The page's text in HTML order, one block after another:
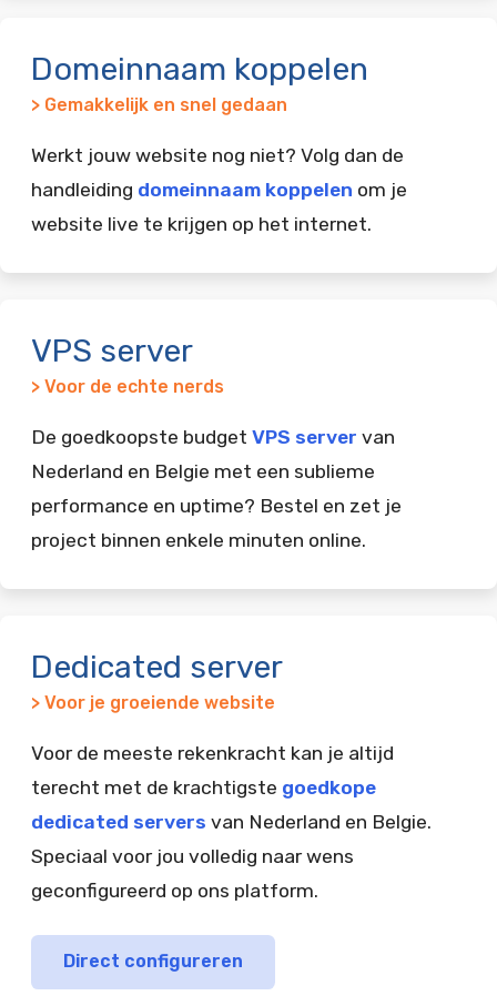
Domeinnaam koppelen
> Gemakkelijk en snel gedaan
Werkt jouw website nog niet? Volg dan de
handleiding domeinnaam koppelen om je
website live te krijgen op het internet.
VPS server
> Voor de echte nerds
De goedkoopste budget VPS server van
Nederland en Belgie met een sublieme
performance en uptime? Bestel en zet je
project binnen enkele minuten online.
Dedicated server
> Voor je groeiende website
Voor de meeste rekenkracht kan je altijd
terecht met de krachtigste goedkope
dedicated servers van Nederland en Belgie.
Speciaal voor jou volledig naar wens
geconfigureerd op ons platform.
Direct configureren